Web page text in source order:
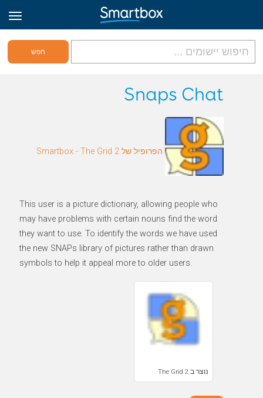
גריד אונליין
הירשם לאתר
Snaps Chat
הפרופיל של Smartbox - The Grid 2
This user is a picture dictionary, allowing people who
may have problems with certain nouns find the word
they want to use. To identify the words we have used
the new SNAPs library of pictures rather than drawn
symbols to help it appeal more to older users.
נוצר ב The Grid 2